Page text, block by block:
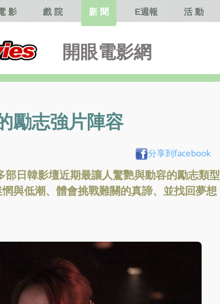
開眼電影網
影 戲 院 新 聞 E週報 活 動
勵志強片陣容
分享到facebook
部日韓影壇近期最讓人驚艷與動容的勵志類型
與低潮、體會挑戰難關的真諦、並找回夢想